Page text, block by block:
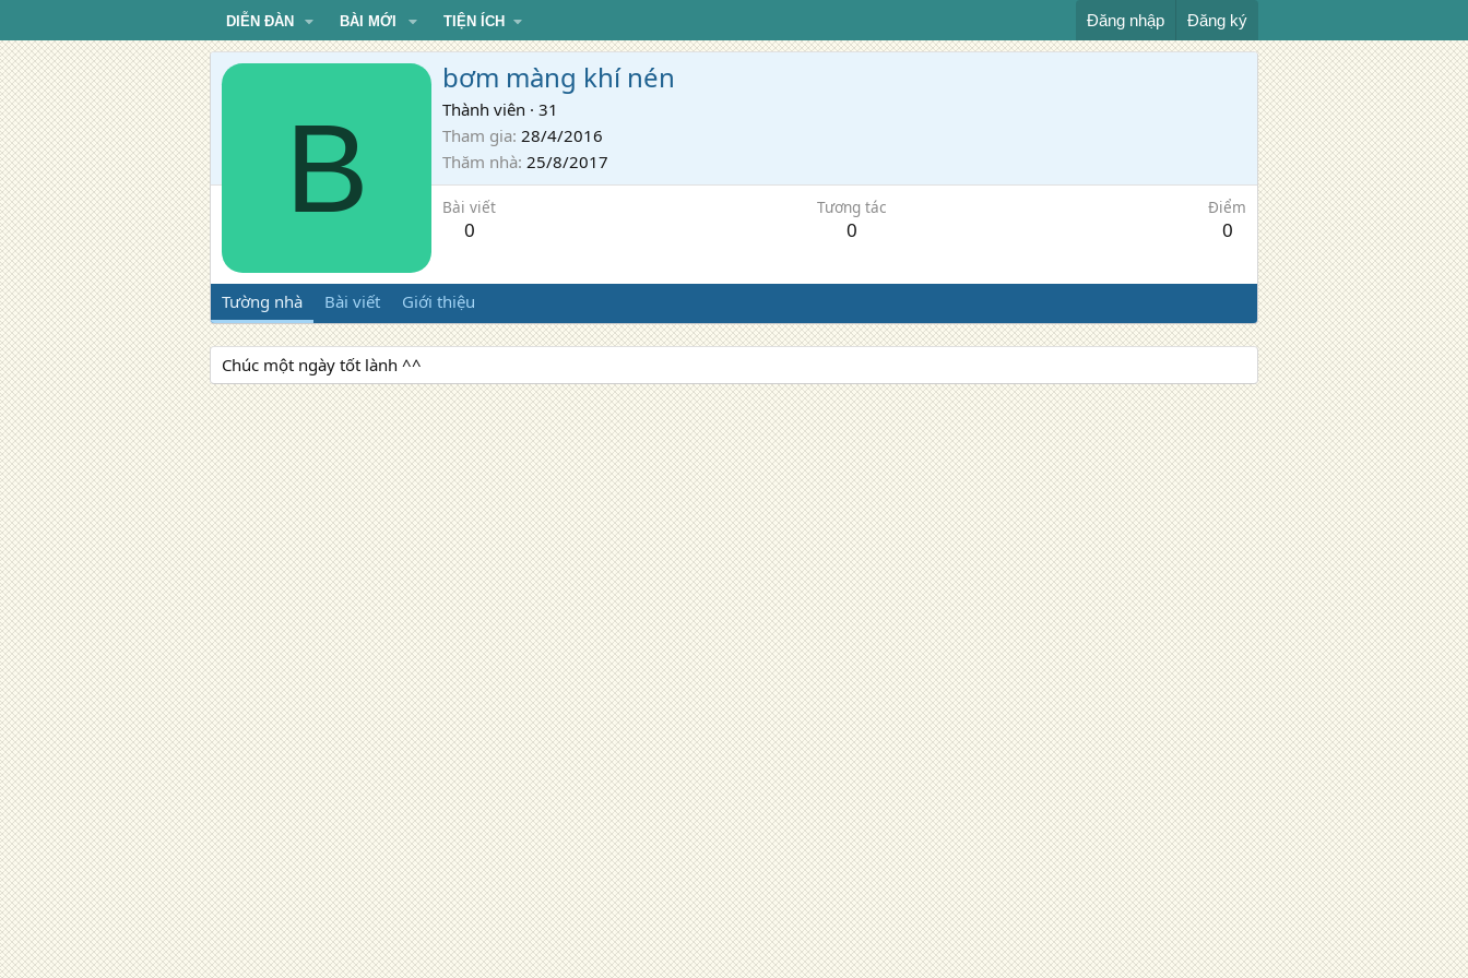
DIỄN ĐÀN BÀI MỚI TIỆN ÍCH Đăng nhập Đăng ký
B
bơm màng khí nén
Thành viên · 31
Tham gia 28/4/2016
Thăm nhà 25/8/2017
Bài viết
0
Tương tác
0
Điểm
0
Tường nhà Bài viết Giới thiệu
Chúc một ngày tốt lành ^^